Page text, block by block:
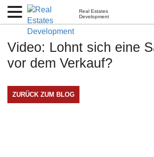
Real Estates
Development
Video: Lohnt sich eine
vor dem Verkauf?
ZURÜCK ZUM BLOG